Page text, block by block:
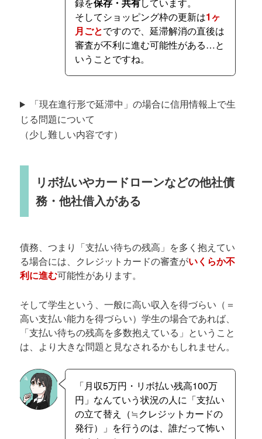
録を保存・共有しています。
そしてショッピング枠の更新は1ヶ
月ごとですので、延滞解消の直後は
審査が不利に進む可能性がある…と
いうことですね。
「現在進行形で延滞中」の場合に信用情報上で生
じる問題について
（少し難しい内容です）
リボ払いやカードローンなどの他社債
務・他社借入がある
債務、つまり「支払い待ちの残高」を多く抱えてい
る場合には、クレジットカードの審査がいくらか不
利に進む可能性があります。
そして学生という、一般に高い収入を得づらい（＝
高い支払い能力を得づらい）学生の場合であれば、
「支払い待ちの残高を多数抱えている」ということ
は、より大きな問題と見なされるかもしれません。
「月収5万円・リボ払い残高100万
円」なんていう状況の人に「支払い
の立て替え（≒クレジットカードの
発行）」を行うのは、誰だって怖い